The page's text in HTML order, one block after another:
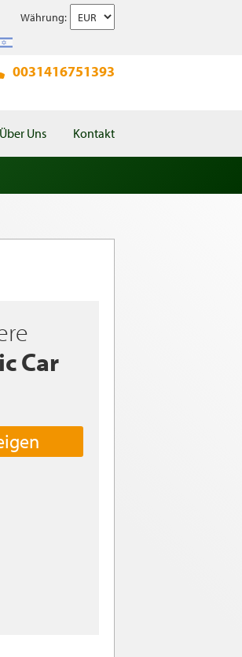
Währung:
0031416751393
Über Uns Kontakt
Car